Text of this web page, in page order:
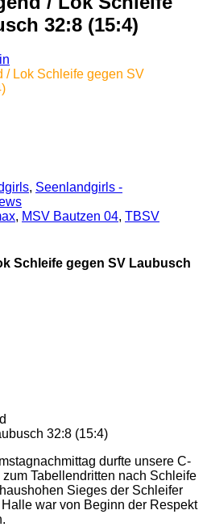
32:8 (15:4)
/ Lok Schleife gegen SV
, Seenlandgirls -
, MSV Bautzen 04, TBSV
Schleife gegen SV Laubusch
32:8 (15:4)
durfte unsere C-
Tabellendritten nach Schleife
Sieges der Schleifer
war von Beginn der Respekt